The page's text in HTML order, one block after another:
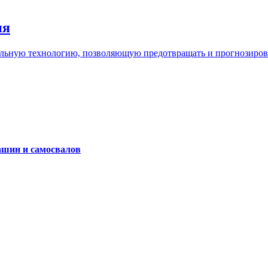
технологию, позволяющую предотвращать и
и самосвалов